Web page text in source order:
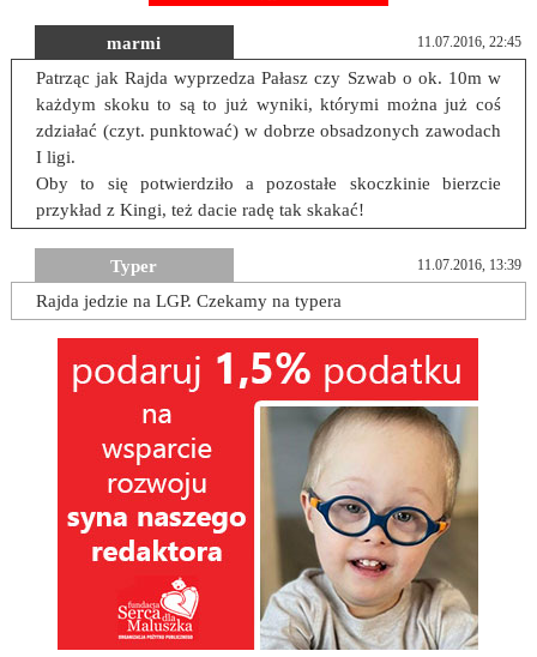
marmi 11.07.2016, 22:45
Patrząc jak Rajda wyprzedza Pałasz czy Szwab o ok. 10m w
każdym skoku to są to już wyniki, którymi można już coś
zdziałać (czyt. punktować) w dobrze obsadzonych zawodach
I ligi.
Oby to się potwierdziło a pozostałe skoczkinie bierzcie
przykład z Kingi, też dacie radę tak skakać!
Typer 11.07.2016, 13:39
Rajda jedzie na LGP. Czekamy na typera